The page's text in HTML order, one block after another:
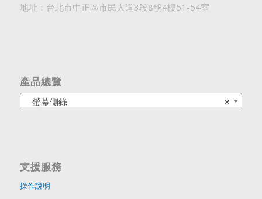
地址：台北市中正區市民大道3段8號4樓51-54室
產品總覽
×
螢幕側錄
支援服務
操作說明